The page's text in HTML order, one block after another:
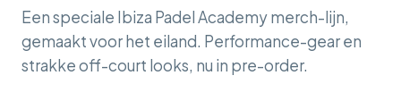
Een speciale Ibiza Padel Academy merch-lijn,
gemaakt voor het eiland. Performance-gear en
strakke off-court looks, nu in pre-order.